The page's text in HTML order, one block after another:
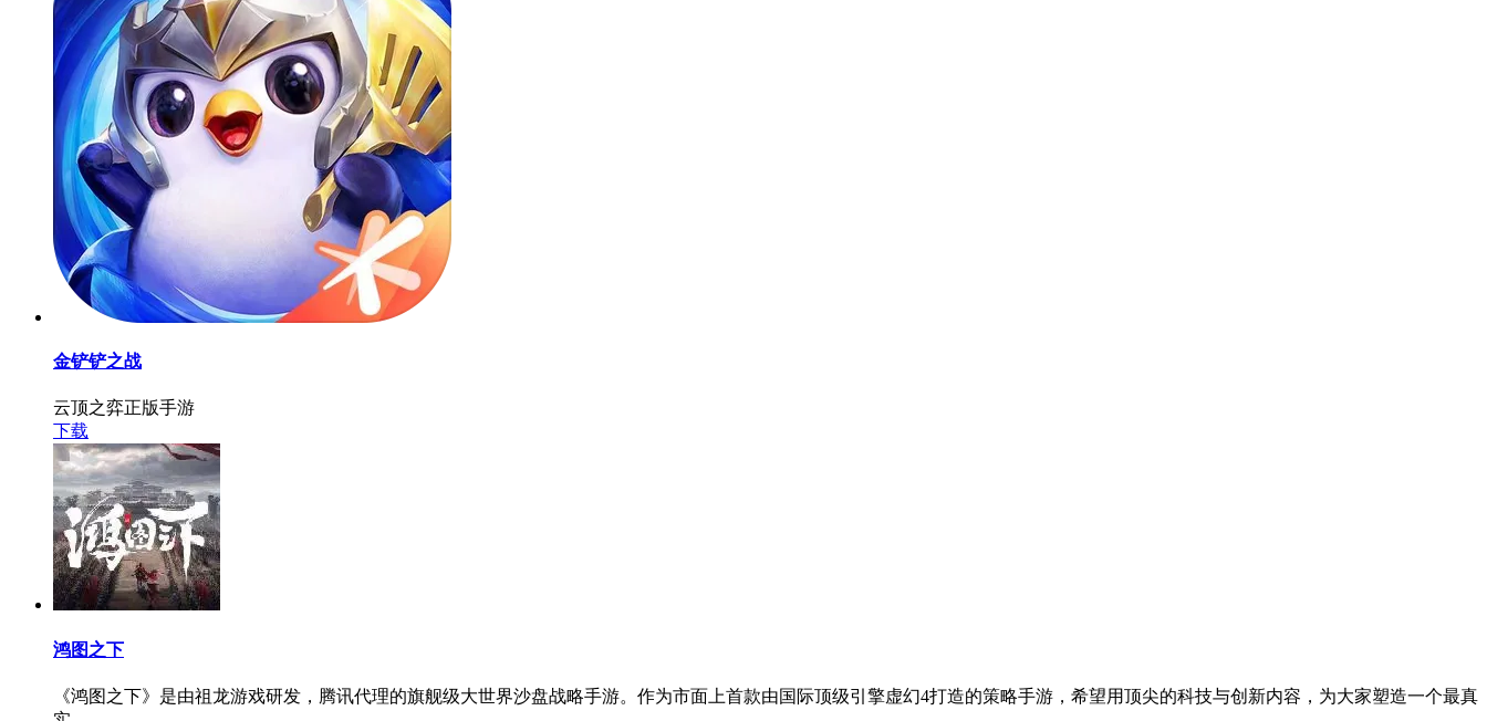
金铲铲之战
云顶之弈正版手游
下载
鸿图之下
《鸿图之下》是由祖龙游戏研发，腾讯代理的旗舰级大世界沙盘战略手游。作为市面上首款由国际顶级引擎虚幻4打造的策略手游，希望用顶尖的科技与创新内容，为大家塑造一个最真